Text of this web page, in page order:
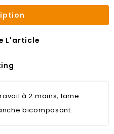
L'article
à 2 mains, lame
bicomposant.